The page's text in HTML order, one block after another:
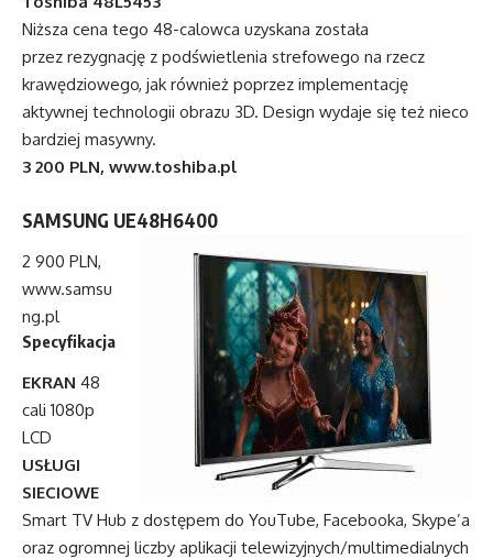
Niższa cena tego 48-calowca uzyskana została
przez rezygnację z podświetlenia strefowego na rzecz
krawędziowego, jak również poprzez implementację
aktywnej technologii obrazu 3D. Design wydaje się też nieco
bardziej masywny.
3 200 PLN, www.toshiba.pl
SAMSUNG UE48H6400
2 900 PLN,
www.samsu
ng.pl
Specyfikacja
EKRAN 48
cali 1080p
LCD
USŁUGI
SIECIOWE
Smart TV Hub z dostępem do YouTube, Facebooka, Skype’a
oraz ogromnej liczby aplikacji telewizyjnych/multimedialnych